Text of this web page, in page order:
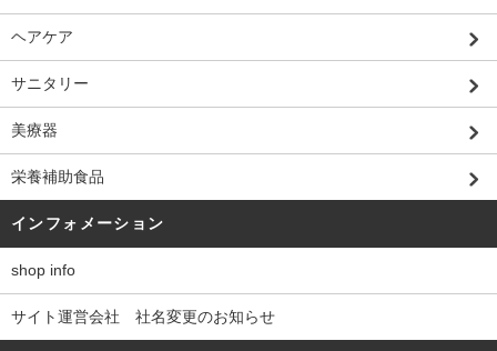
ヘアケア
サニタリー
美療器
栄養補助食品
インフォメーション
shop info
サイト運営会社 社名変更のお知らせ